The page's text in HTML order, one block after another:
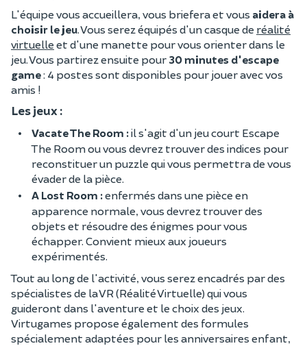
L'équipe vous accueillera, vous briefera et vous aidera à
choisir le jeu. Vous serez équipés d'un casque de réalité
virtuelle et d'une manette pour vous orienter dans le
jeu. Vous partirez ensuite pour 30 minutes d'escape
game: 4 postes sont disponibles pour jouer avec vos
amis !
Les jeux :
Vacate The Room :il s'agit d'un jeu court Escape
The Room ou vous devrez trouver des indices pour
reconstituer un puzzle qui vous permettra de vous
évader de la pièce.
A Lost Room :enfermés dans une pièce en
apparence normale, vous devrez trouver des
objets et résoudre des énigmes pour vous
échapper. Convient mieux aux joueurs
expérimentés.
Tout au long de l'activité, vous serez encadrés par des
spécialistes de la VR (Réalité Virtuelle) qui vous
guideront dans l'aventure et le choix des jeux.
Virtugames propose également des formules
spécialement adaptées pour les anniversaires enfant,